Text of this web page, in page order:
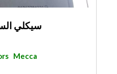
سيكلي
Mecca